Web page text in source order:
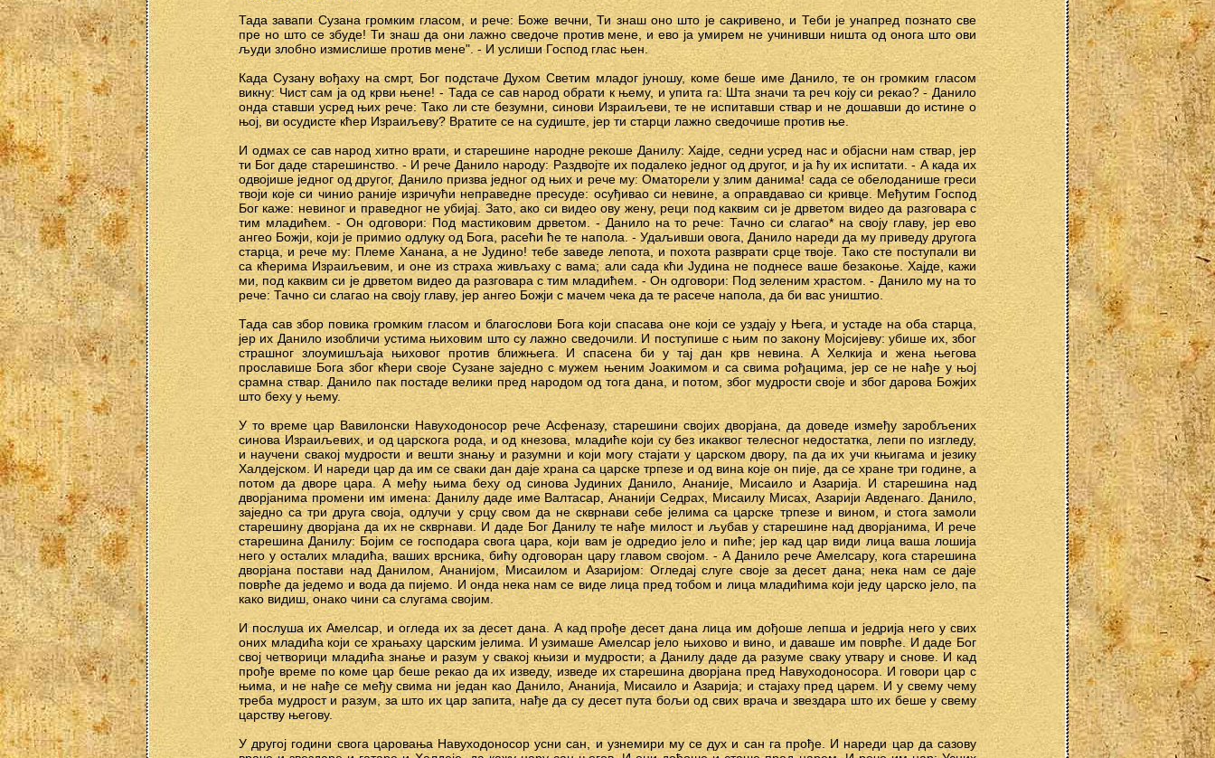
Тада завапи Сузана громким гласом, и рече: Боже вечни, Ти знаш оно што је сакривено, и Теби је унапред познато све
пре но што се збуде! Ти знаш да они лажно сведоче против мене, и ево ја умирем не учинивши ништа од онога што ови
људи злобно измислише против мене". - И услиши Господ глас њен.
Када Сузану вођаху на смрт, Бог подстаче Духом Светим младог јуношу, коме беше име Данило, те он громким гласом
викну: Чист сам ја од крви њене! - Тада се сав народ обрати к њему, и упита га: Шта значи та реч коју си рекао? - Данило
онда ставши усред њих рече: Тако ли сте безумни, синови Израиљеви, те не испитавши ствар и не дошавши до истине о
њој, ви осудисте кћер Израиљеву? Вратите се на судиште, јер ти старци лажно сведочише против ње.
И одмах се сав народ хитно врати, и старешине народне рекоше Данилу: Хајде, седни усред нас и објасни нам ствар, јер
ти Бог даде старешинство. - И рече Данило народу: Раздвојте их подалеко једног од другог, и ја ћу их испитати. - А када их
одвојише једног од другог, Данило призва једног од њих и рече му: Оматорели у злим данима! сада се обелоданише греси
твоји које си чинио раније изричући неправедне пресуде: осуђивао си невине, а оправдавао си кривце. Међутим Господ
Бог каже: невиног и праведног не убијај. Зато, ако си видео ову жену, реци под каквим си је дрветом видео да разговара с
тим младићем. - Он одговори: Под мастиковим дрветом. - Данило на то рече: Тачно си слагао* на своју главу, јер ево
ангео Божји, који је примио одлуку од Бога, расећи ће те напола. - Удаљивши овога, Данило нареди да му приведу другога
старца, и рече му: Племе Ханана, а не Јудино! тебе заведе лепота, и похота разврати срце твоје. Тако сте поступали ви
са кћерима Израиљевим, и оне из страха живљаху с вама; али сада кћи Јудина не поднесе ваше безакоње. Хајде, кажи
ми, под каквим си је дрветом видео да разговара с тим младићем. - Он одговори: Под зеленим храстом. - Данило му на то
рече: Тачно си слагао на своју главу, јер ангео Божји с мачем чека да те расече напола, да би вас уништио.
Тада сав збор повика громким гласом и благослови Бога који спасава оне који се уздају у Њега, и устаде на оба старца,
јер их Данило изобличи устима њиховим што су лажно сведочили. И поступише с њим по закону Мојсијеву: убише их, због
страшног злоумишљаја њиховог против ближњега. И спасена би у тај дан крв невина. А Хелкија и жена његова
прославише Бога због кћери своје Сузане заједно с мужем њеним Јоакимом и са свима рођацима, јер се не нађе у њој
срамна ствар. Данило пак постаде велики пред народом од тога дана, и потом, због мудрости своје и због дарова Божјих
што беху у њему.
У то време цар Вавилонски Навуходоносор рече Асфеназу, старешини својих дворјана, да доведе између заробљених
синова Израиљевих, и од царскога рода, и од кнезова, младиће који су без икаквог телесног недостатка, лепи по изгледу,
и научени свакој мудрости и вешти знању и разумни и који могу стајати у царском двору, па да их учи књигама и језику
Халдејском. И нареди цар да им се сваки дан даје храна са царске трпезе и од вина које он пије, да се хране три године, а
потом да дворе цара. А међу њима беху од синова Јудиних Данило, Ананије, Мисаило и Азарија. И старешина над
дворјанима промени им имена: Данилу даде име Валтасар, Ананији Седрах, Мисаилу Мисах, Азарији Авденаго. Данило,
заједно са три друга своја, одлучи у срцу свом да не скврнави себе јелима са царске трпезе и вином, и стога замоли
старешину дворјана да их не скврнави. И даде Бог Данилу те нађе милост и љубав у старешине над дворјанима, И рече
старешина Данилу: Бојим се господара свога цара, који вам је одредио јело и пиће; јер кад цар види лица ваша лошија
него у осталих младића, ваших врсника, бићу одговоран цару главом својом. - А Данило рече Амелсару, кога старешина
дворјана постави над Данилом, Ананијом, Мисаилом и Азаријом: Огледај слуге своје за десет дана; нека нам се даје
поврће да једемо и вода да пијемо. И онда нека нам се виде лица пред тобом и лица младићима који једу царско јело, па
како видиш, онако чини са слугама својим.
И послуша их Амелсар, и огледа их за десет дана. А кад прође десет дана лица им дођоше лепша и једрија него у свих
оних младића који се храњаху царским јелима. И узимаше Амелсар јело њихово и вино, и даваше им поврће. И даде Бог
свој четворици младића знање и разум у свакој књизи и мудрости; а Данилу даде да разуме сваку утвару и снове. И кад
прође време по коме цар беше рекао да их изведу, изведе их старешина дворјана пред Навуходоносора. И говори цар с
њима, и не нађе се међу свима ни један као Данило, Ананија, Мисаило и Азарија; и стајаху пред царем. И у свему чему
треба мудрост и разум, за што их цар запита, нађе да су десет пута бољи од свих врача и звездара што их беше у свему
царству његову.
У другој години свога царовања Навуходоносор усни сан, и узнемири му се дух и сан га прође. И нареди цар да сазову